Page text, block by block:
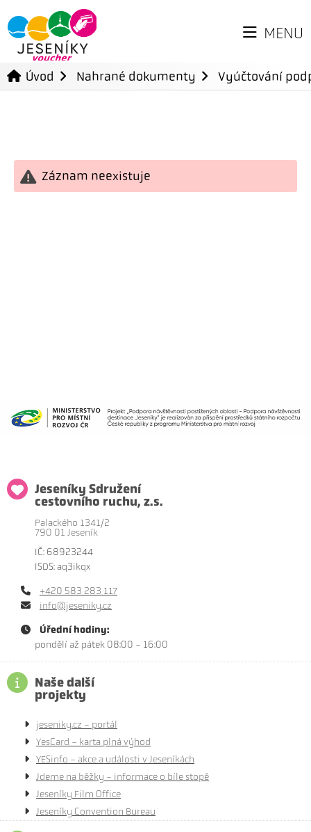
MENU
Úvod Nahrané dokumenty Vyúčtování
Záznam neexistuje
Jeseníky Sdružení
cestovního ruchu, z.s.
Palackého 1341/2
790 01 Jeseník
IČ: 68923244
ISDS: aq3ikqx
+420 583 283 117
info@jeseniky.cz
Úřední hodiny:
pondělí až pátek 08:00 - 16:00
Naše další
projekty
jeseniky.cz - portál
YesCard - karta plná výhod
YESinfo - akce a události v Jeseníkách
Jdeme na běžky - informace o bíle stopě
Jeseníky Film Office
Jeseníky Convention Bureau